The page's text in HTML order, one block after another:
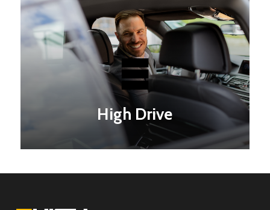
High Drive